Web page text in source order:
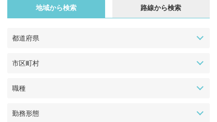
地域から検索 路線から検索
都道府県
市区町村
職種
勤務形態